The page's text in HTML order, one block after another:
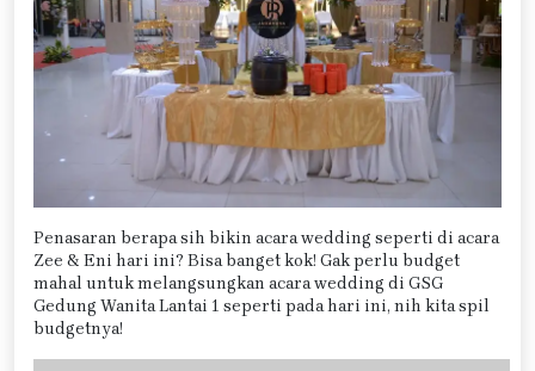
Penasaran berapa sih bikin acara wedding seperti di acara
Zee & Eni hari ini? Bisa banget kok! Gak perlu budget
mahal untuk melangsungkan acara wedding di GSG
Gedung Wanita Lantai 1 seperti pada hari ini, nih kita spil
budgetnya!